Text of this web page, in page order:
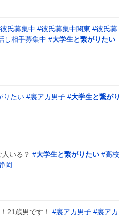
彼氏募集中 #彼氏募集中関東 #彼氏募
し相手募集中 #大学生と繋がりたい
りたい #裏アカ男子 #大学生と繋がり
いる？ #大学生と繋がりたい #高校
岡
21歳男です！ #裏アカ男子 #裏アカ